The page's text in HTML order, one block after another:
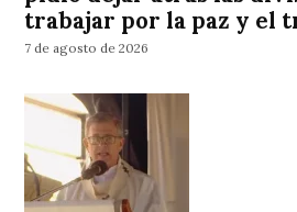
trabajar por la paz y el
7 de agosto de 2026